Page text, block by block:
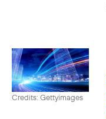
Credits: Gettyimages